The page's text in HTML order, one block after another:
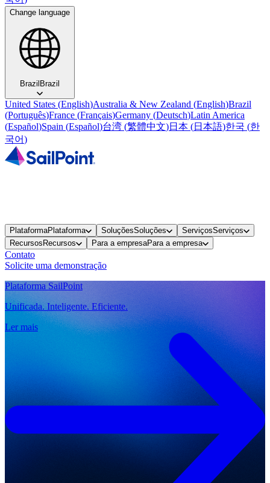
Change language
BrazilBrazil
United States (English)Australia & New Zealand (English)Brazil
(Português)France (Français)Germany (Deutsch)Latin America
(Español)Spain (Español)台湾 (繁體中文)日本 (日本語)한국 (한
국어)
PlataformaPlataforma SoluçõesSoluções ServiçosServiços
Recursos Recursos Para a empresaPara a empresa
Contato
Solicite uma demonstração
Plataforma SailPoint
Unificada. Inteligente. Eficiente.
Ler mais